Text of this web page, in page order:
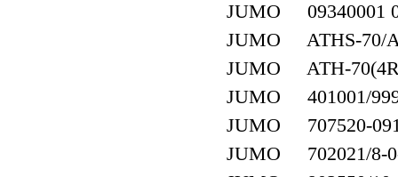
JUMO 09340001
JUMO ATHS-70/
JUMO ATH-
JUMO 401001/
JUMO 707520-
JUMO 702021/8-